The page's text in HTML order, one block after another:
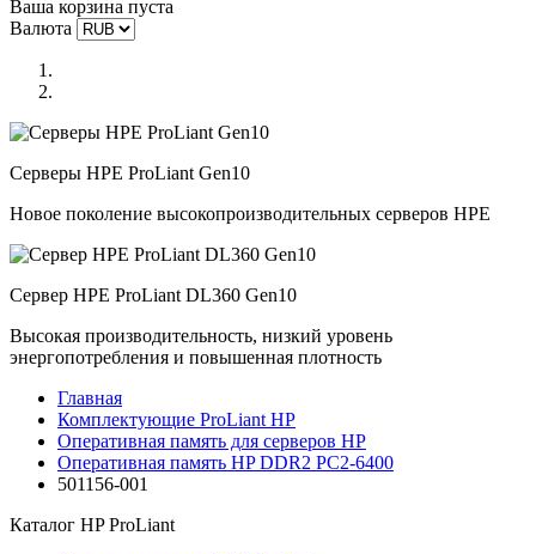
Ваша корзина пуста
Валюта
Серверы HPE ProLiant Gen10
Новое поколение высокопроизводительных серверов HPE
Сервер HPE ProLiant DL360 Gen10
Высокая производительность, низкий уровень
энергопотребления и повышенная плотность
Главная
Комплектующие ProLiant HP
Оперативная память для серверов HP
Оперативная память HP DDR2 PC2-6400
501156-001
Каталог HP ProLiant